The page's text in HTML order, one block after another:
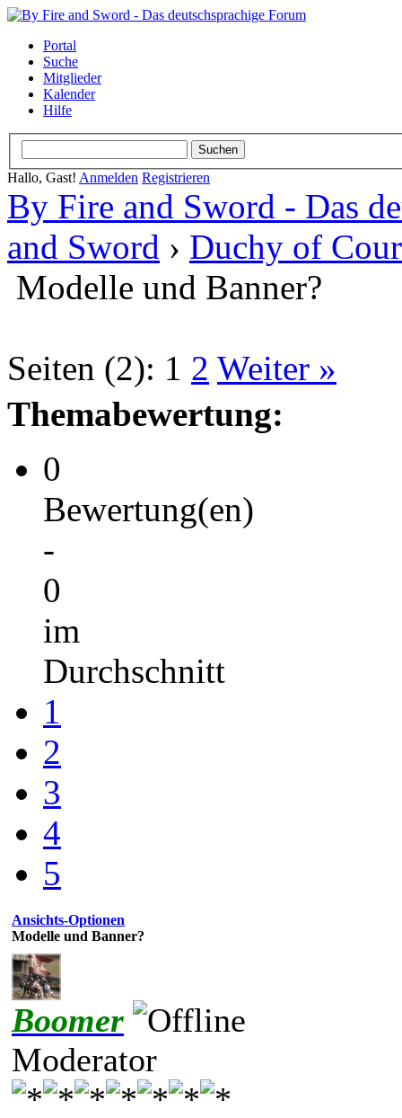
Portal
Suche
Mitglieder
Kalender
Hilfe
Hallo, Gast! Anmelden Registrieren
By Fire and Sword - Das
and Sword › Duchy of
Modelle und Banner?
Seiten (2): 1 2 Weiter »
Themabewertung:
0
Bewertung(en)
-
0
im
Durchschnitt
1
2
3
4
5
Ansichts-Optionen
Modelle und Banner?
Boomer
Moderator